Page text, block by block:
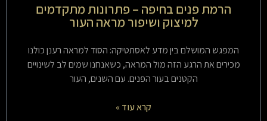
הרמת פנים בחיפה – פתרונות מתקדמים
למיצוק ושיפור מראה העור
המפגש המושלם בין מדע לאסתטיקה: הסוד למראה רענן כולנו
מכירים את הרגע הזה מול המראה, כשאנחנו שמים לב לשינויים
הקטנים בעור הפנים. עם השנים, העור
קרא עוד »